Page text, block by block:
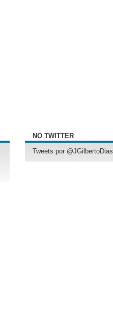
NO TWITTER
Tweets por @JGilbertoDias